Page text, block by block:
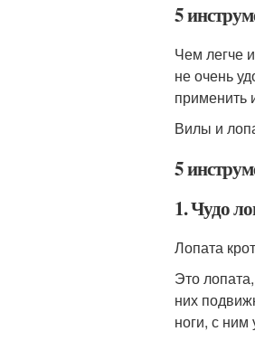
5
Чем легче
не очень
применить
Вилы и
5
1. Чудо
Лопата
Это
них
ноги, с ним